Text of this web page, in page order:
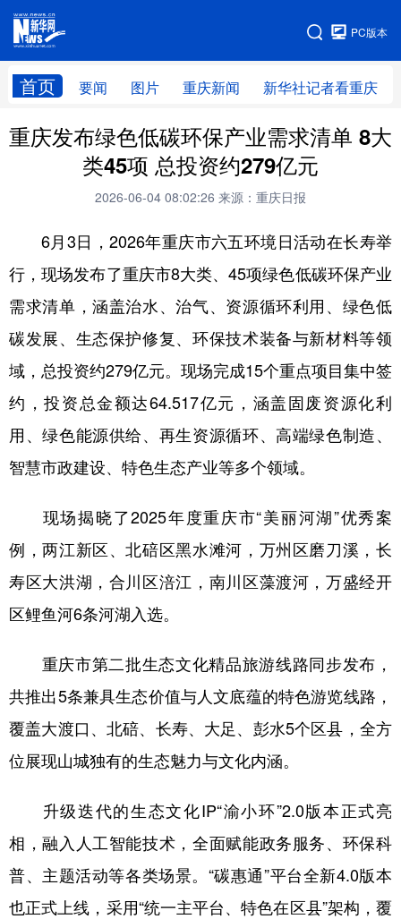
PC版本
首页 要闻 图片 重庆新闻 新华社记者看重庆
网站地图
重庆发布绿色低碳环保产业需求清单 8大
类45项 总投资约279亿元
2026-06-04 08:02:26 来源：重庆日报
6月3日，2026年重庆市六五环境日活动在长寿举
行，现场发布了重庆市8大类、45项绿色低碳环保产业
需求清单，涵盖治水、治气、资源循环利用、绿色低
碳发展、生态保护修复、环保技术装备与新材料等领
域，总投资约279亿元。现场完成15个重点项目集中签
约，投资总金额达64.517亿元，涵盖固废资源化利
用、绿色能源供给、再生资源循环、高端绿色制造、
智慧市政建设、特色生态产业等多个领域。
现场揭晓了2025年度重庆市“美丽河湖”优秀案
例，两江新区、北碚区黑水滩河，万州区磨刀溪，长
寿区大洪湖，合川区涪江，南川区藻渡河，万盛经开
区鲤鱼河6条河湖入选。
重庆市第二批生态文化精品旅游线路同步发布，
共推出5条兼具生态价值与人文底蕴的特色游览线路，
覆盖大渡口、北碚、长寿、大足、彭水5个区县，全方
位展现山城独有的生态魅力与文化内涵。
升级迭代的生态文化IP“渝小环”2.0版本正式亮
相，融入人工智能技术，全面赋能政务服务、环保科
普、主题活动等各类场景。“碳惠通”平台全新4.0版本
也正式上线，采用“统一主平台、特色在区县”架构，覆